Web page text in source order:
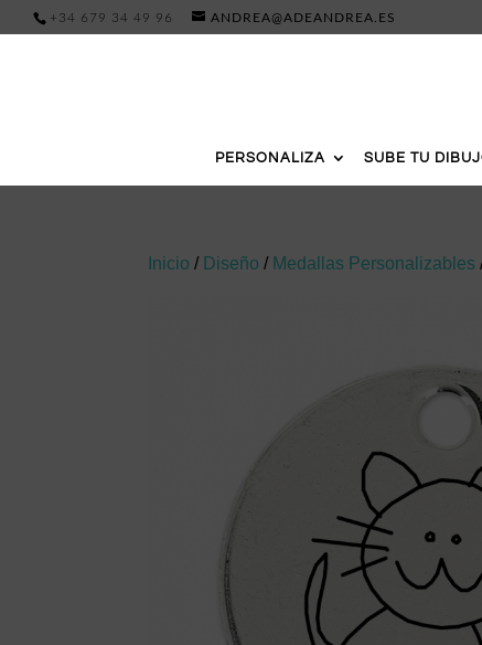
+34 679 34 49 96 ANDREA@ADEANDREA.ES
PERSONALIZA SUBE TU
Inicio / Diseño / Medallas Personalizables